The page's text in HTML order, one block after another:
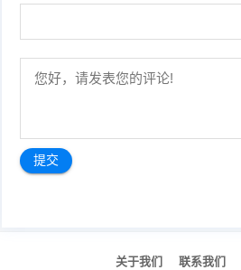
关于我们 联系我们